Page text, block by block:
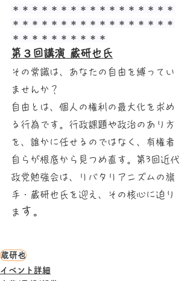
＊＊＊＊＊＊＊＊＊＊＊＊＊＊＊＊＊
＊＊＊＊＊＊＊＊＊＊＊＊＊＊＊＊＊
＊＊＊＊＊＊＊＊＊＊
第３回講演 蔵研也氏
その常識は、あなたの自由を縛ってい
ませんか？
自由とは、個人の権利の最大化を求め
る行為です。行政課題や政治のあり方
を、誰かに任せるのではなく、有権者
自らが根底から見つめ直す。第3回近代
政党勉強会は、リバタリアニズムの旗
手・蔵研也氏を迎え、その核心に迫り
ま す。
蔵研也
イベント詳細